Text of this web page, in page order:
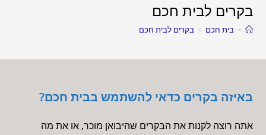
בקרים לבית חכם
> בית חכם > בקרים לבית חכם
באיזה בקרים כדאי להשתמש בבית חכם?
אתה רוצה לקנות את הבקרים שהיבואן מוכר, או את מה